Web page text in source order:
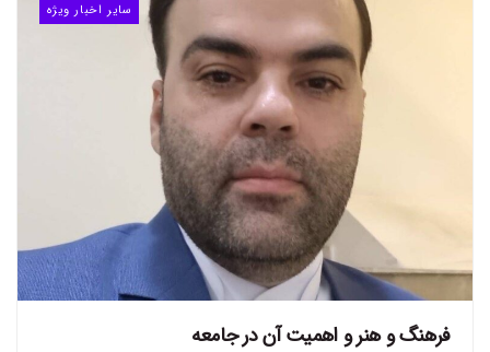
سایر اخبار ویژه
فرهنگ و هنر و اهمیت آن در جامعه